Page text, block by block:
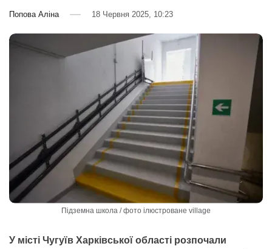
Попова Аліна 18 Червня 2025, 10:23
Підземна школа / фото ілюстроване village
У місті Чугуїв Харківської області розпочали